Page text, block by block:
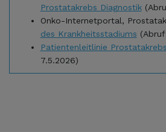
Prostatakrebs Diagnostik
Onko-Internetportal,
des Krankheitsstadiums
Patientenleitlinie
7.5.2026)